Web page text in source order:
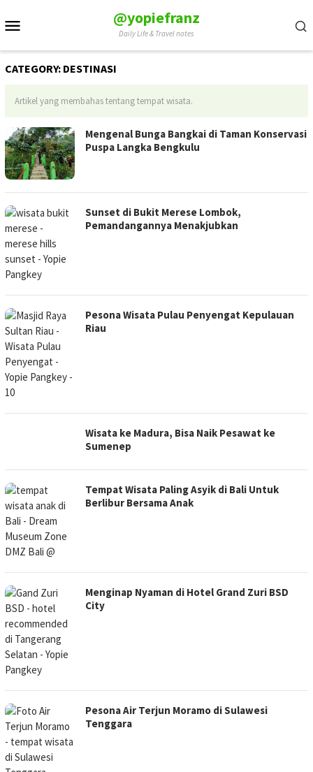
to
@yopiefranz
Daily Life & Travel notes
CATEGORY: DESTINASI
Artikel yang membahas tentang tempat wisata.
Mengenal Bunga Bangkai di Taman Konservasi
Puspa Langka Bengkulu
Sunset di Bukit Merese Lombok,
Pemandangannya Menakjubkan
Pesona Wisata Pulau Penyengat Kepulauan
Riau
Wisata ke Madura, Bisa Naik Pesawat ke
Sumenep
Tempat Wisata Paling Asyik di Bali Untuk
Berlibur Bersama Anak
Menginap Nyaman di Hotel Grand Zuri BSD
City
Pesona Air Terjun Moramo di Sulawesi
Tenggara